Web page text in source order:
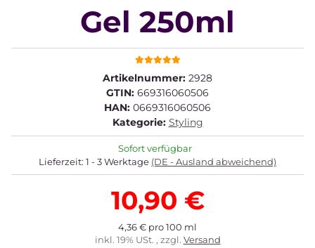
Gel 250ml
Artikelnummer: 2928
GTIN: 669316060506
HAN: 0669316060506
Kategorie: Styling
Sofort verfügbar
Lieferzeit: 1 - 3 Werktage (DE - Ausland abweichend)
10,90 €
4,36 € pro 100 ml
inkl. 19% USt. , zzgl. Versand